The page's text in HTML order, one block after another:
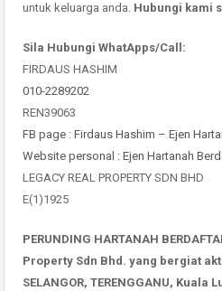
untuk keluarga anda. Hubungi kami
Sila Hubungi WhatApps/Call:
FIRDAUS HASHIM
010-2289202
REN39063
FB page : Firdaus Hashim – Ejen
Website personal : Ejen Hartanah
LEGACY REAL PROPERTY SDN BHD
E(1)1925
PERUNDING HARTANAH
Property Sdn Bhd. yang bergiat
SELANGOR, TERENGGANU, Kuala